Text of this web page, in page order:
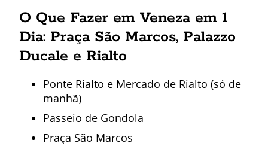
O Que Fazer em Veneza em 1
Dia: Praça São Marcos, Palazzo
Ducale e Rialto
Ponte Rialto e Mercado de Rialto (só de
manhã)
Passeio de Gondola
Praça São Marcos